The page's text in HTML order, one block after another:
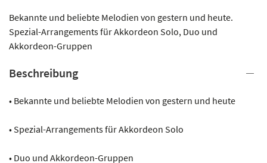
Band
16
Menge
Bekannte und beliebte Melodien von gestern und heute.
Spezial-Arrangements für Akkordeon Solo, Duo und
Akkordeon-Gruppen
Beschreibung
• Bekannte und beliebte Melodien von gestern und heute
• Spezial-Arrangements für Akkordeon Solo
• Duo und Akkordeon-Gruppen